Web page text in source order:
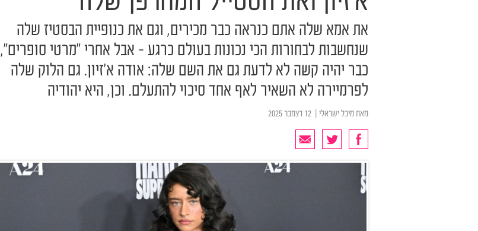
את אמא שלה אתם כנראה כבר מכירים, וגם את כנופיית הבסטיז שלה
שנחשבות לבחורות הכי נכונות בעולם כרגע - אבל אחרי "מרטי סופרים",
כבר יהיה קשה לא לדעת גם את השם שלה: אודה א'זיון. גם הלוק שלה
לפרמיירה לא השאיר לאף אחד סיכוי להתעלם. וכן, היא יהודיה
מאתמיכל ישראלי